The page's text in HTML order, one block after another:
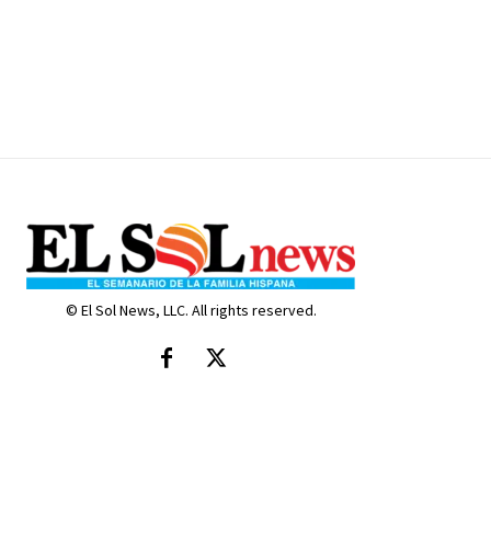
© El Sol News, LLC. All rights reserved.